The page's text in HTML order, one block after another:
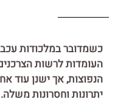
כשמדובר במלכודות
העומדות לרשות
הנפוצות, אך ישנן עוד
יתרונות וחסרונות